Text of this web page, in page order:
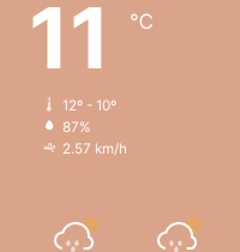
11 ℃
12º - 10º
87%
2.57 km/h